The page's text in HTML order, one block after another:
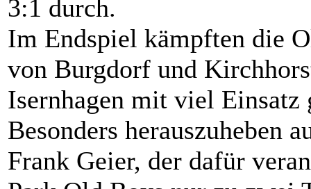
3:1 durch.
Im Endspiel kämpften die
von Burgdorf und
Isernhagen mit viel Einsatz
Besonders herauszuheben
Frank Geier, der dafür